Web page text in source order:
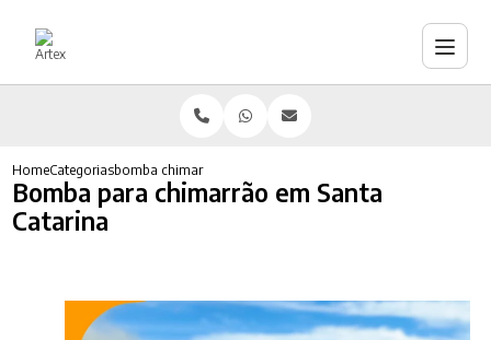
HomeCategoriasbomba chimarrao santa catarina
Bomba para chimarrão em Santa
Catarina